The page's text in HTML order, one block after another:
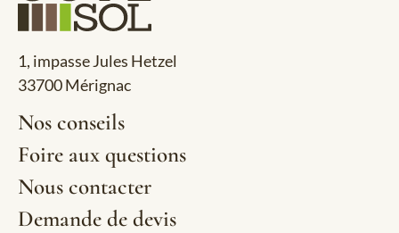
1, impasse Jules Hetzel
33700 Mérignac
Nos conseils
Foire aux questions
Nous contacter
Demande de devis